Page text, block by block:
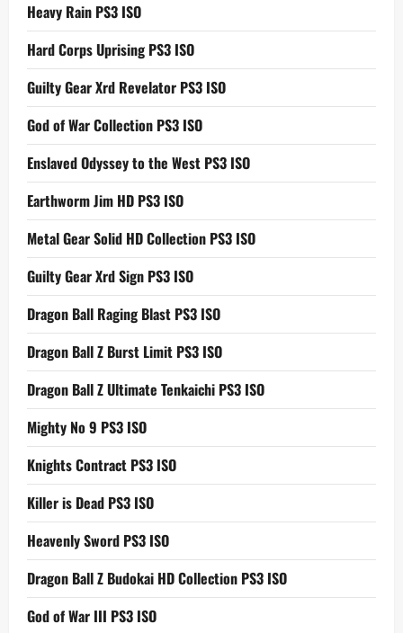
Heavy Rain PS3 ISO
Hard Corps Uprising PS3 ISO
Guilty Gear Xrd Revelator PS3 ISO
God of War Collection PS3 ISO
Enslaved Odyssey to the West PS3 ISO
Earthworm Jim HD PS3 ISO
Metal Gear Solid HD Collection PS3 ISO
Guilty Gear Xrd Sign PS3 ISO
Dragon Ball Raging Blast PS3 ISO
Dragon Ball Z Burst Limit PS3 ISO
Dragon Ball Z Ultimate Tenkaichi PS3 ISO
Mighty No 9 PS3 ISO
Knights Contract PS3 ISO
Killer is Dead PS3 ISO
Heavenly Sword PS3 ISO
Dragon Ball Z Budokai HD Collection PS3 ISO
God of War III PS3 ISO